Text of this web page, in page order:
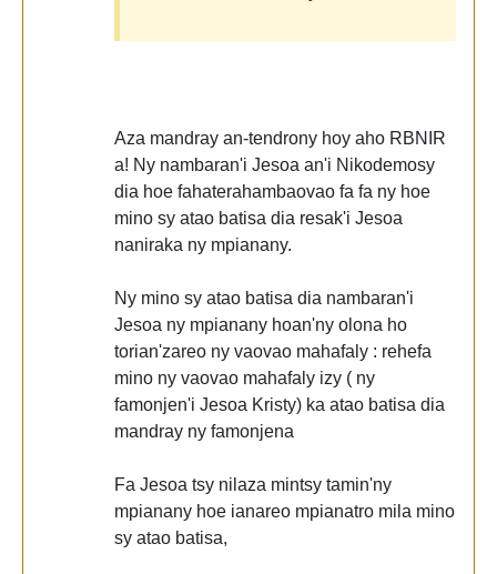
Aza mandray an-tendrony hoy aho RBNIR
a! Ny nambaran'i Jesoa an'i Nikodemosy
dia hoe fahaterahambaovao fa fa ny hoe
mino sy atao batisa dia resak'i Jesoa
naniraka ny mpianany.
Ny mino sy atao batisa dia nambaran'i
Jesoa ny mpianany hoan'ny olona ho
torian'zareo ny vaovao mahafaly : rehefa
mino ny vaovao mahafaly izy ( ny
famonjen'i Jesoa Kristy) ka atao batisa dia
mandray ny famonjena
Fa Jesoa tsy nilaza mintsy tamin'ny
mpianany hoe ianareo mpianatro mila mino
sy atao batisa,